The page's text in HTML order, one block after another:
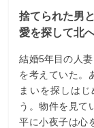
捨てられた男
愛を探して北
結婚5年目の人
を考えていた。
まいを探しは
う。物件を見て
平に小夜子は心